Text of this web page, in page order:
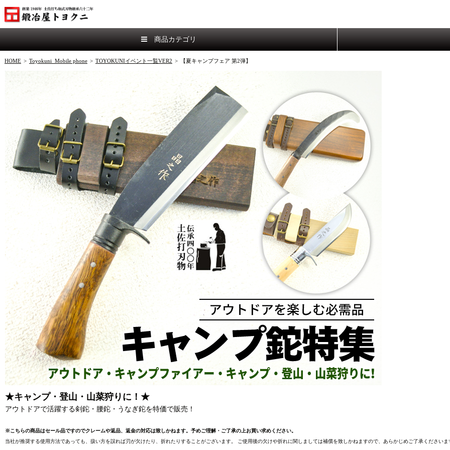
商品カテゴリ
HOME > Toyokuni_Mobile phone > TOYOKUNIイベント一覧VER2 > 【夏キャンプフェア 第2弾】
★キャンプ・登山・山菜狩りに！★
アウトドアで活躍する剣鉈・腰鉈・うなぎ鉈を特価で販売！
※こちらの商品はセール品ですのでクレームや返品、返金の対応は致しかねます。予めご理解・ご了承の上お買い求めください。
当社が推奨する使用方法であっても、扱い方を誤れば刃が欠けたり、折れたりすることがございます。 ご使用後の欠けや折れに関しましては補償を致しかねますので、あらかじめご了承くださいま